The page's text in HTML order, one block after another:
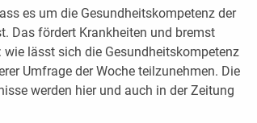
es um die Gesundheitskompetenz der
Das fördert Krankheiten und bremst
wie lässt sich die Gesundheitskompetenz
Umfrage der Woche teilzunehmen. Die
werden hier und auch in der Zeitung